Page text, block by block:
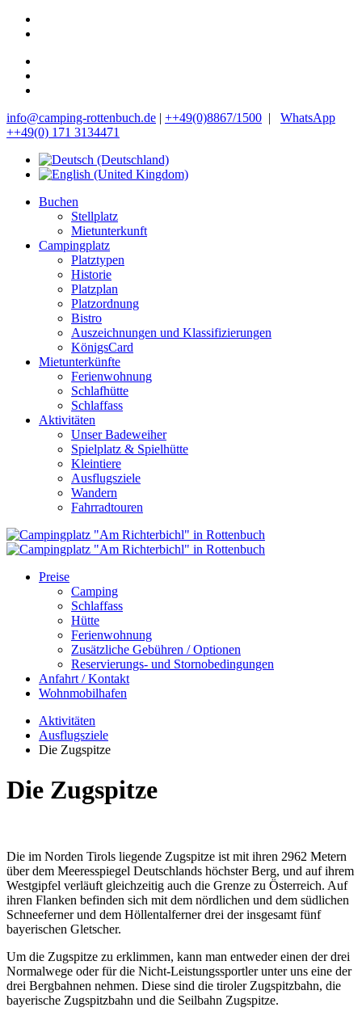
info@camping-rottenbuch.de | ++49(0)8867/1500 | WhatsApp
++49(0) 171 3134471
Buchen
Stellplatz
Mietunterkunft
Campingplatz
Platztypen
Historie
Platzplan
Platzordnung
Bistro
Auszeichnungen und Klassifizierungen
KönigsCard
Mietunterkünfte
Ferienwohnung
Schlafhütte
Schlaffass
Aktivitäten
Unser Badeweiher
Spielplatz & Spielhütte
Kleintiere
Ausflugsziele
Wandern
Fahrradtouren
Preise
Camping
Schlaffass
Hütte
Ferienwohnung
Zusätzliche Gebühren / Optionen
Reservierungs- und Stornobedingungen
Anfahrt / Kontakt
Wohnmobilhafen
Aktivitäten
Ausflugsziele
Die Zugspitze
Die Zugspitze
Die im Norden Tirols liegende Zugspitze ist mit ihren 2962 Metern
über dem Meeresspiegel Deutschlands höchster Berg, und auf ihrem
Westgipfel verläuft gleichzeitig auch die Grenze zu Österreich. Auf
ihren Flanken befinden sich mit dem nördlichen und dem südlichen
Schneeferner und dem Höllentalferner drei der insgesamt fünf
bayerischen Gletscher.
Um die Zugspitze zu erklimmen, kann man entweder einen der drei
Normalwege oder für die Nicht-Leistungssportler unter uns eine der
drei Bergbahnen nehmen. Diese sind die tiroler Zugspitzbahn, die
bayerische Zugspitzbahn und die Seilbahn Zugspitze.